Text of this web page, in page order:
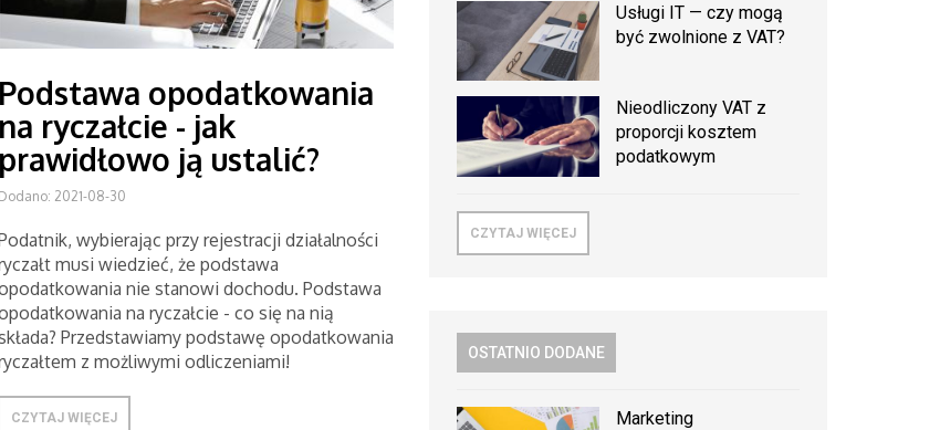
Podstawa opodatkowania
na ryczałcie - jak
prawidłowo ją ustalić?
Dodano: 2021-08-30
wybierając przy rejestracji działalności
musi wiedzieć, że podstawa
nie stanowi dochodu. Podstawa
na ryczałcie - co się na nią
Przedstawiamy podstawę opodatkowania
z możliwymi odliczeniami!
CZYTAJ WIĘCEJ
Usługi IT — czy mogą
być zwolnione z VAT?
Nieodliczony VAT z
proporcji kosztem
podatkowym
CZYTAJ WIĘCEJ
OSTATNIO DODANE
Marketing